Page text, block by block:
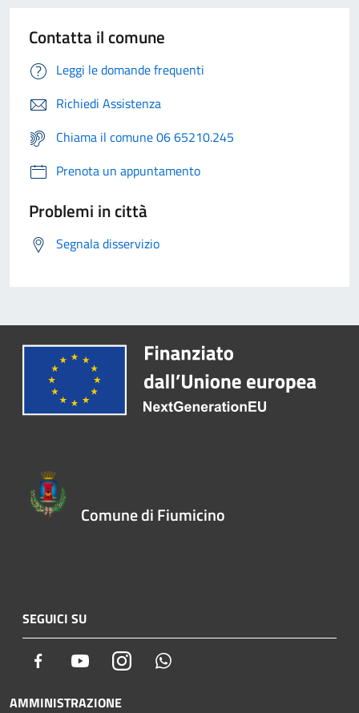
Contatta il comune
Leggi le domande frequenti
Richiedi Assistenza
Chiama il comune 06 65210.245
Prenota un appuntamento
Problemi in città
Segnala disservizio
Comune di Fiumicino
SEGUICI SU
Facebook YoutubeInstagram
AMMINISTRAZIONE